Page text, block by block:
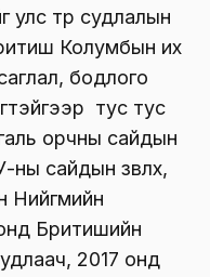
төр судлалын
Колумбын их
бодлого
тус тус
орчны сайдын
сайдын зөвлөх,
Нийгмийн
Бритишийн
2017 онд